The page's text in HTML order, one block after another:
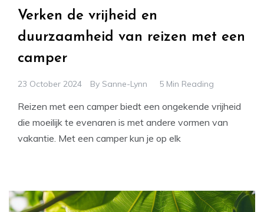
Verken de vrijheid en
duurzaamheid van reizen met een
camper
23 October 2024 By Sanne-Lynn 5 Min Reading
Reizen met een camper biedt een ongekende vrijheid
die moeilijk te evenaren is met andere vormen van
vakantie. Met een camper kun je op elk